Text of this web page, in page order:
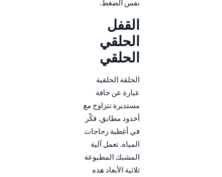
نفس الضغط.
القفل
الحلقي
الحلقي
الحلقة الحلقية
عبارة عن حافة
مستديرة تتزاوج مع
أخدود مطابق. فكّر
في أغطية زجاجات
المياه. تعمل آلية
المشبك المطبوعة
ثلاثية الأبعاد هذه